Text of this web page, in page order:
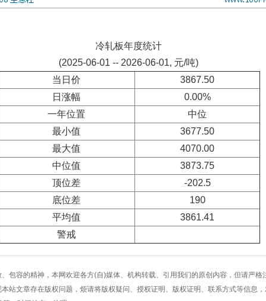
冷轧板年度统计
(2025-06-01 -- 2026-06-01, 元/吨)
当日价
3867.50
日涨幅
0.00%
一年位置
中位
最小值
3677.50
最大值
4070.00
中位值
3873.75
顶位差
-202.5
底位差
190
平均值
3861.41
警戒
、包容的精神，本网欢迎各方(自)媒体、机构转载、引用我们的原创内容，但请严格
站文章存在版权问题，烦请将版权疑问、授权证明、版权证明、联系方式等信息